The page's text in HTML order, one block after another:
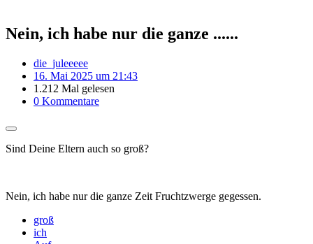
Nein, ich habe nur die ganze ......
die_juleeeee
16. Mai 2025 um 21:43
1.212 Mal gelesen
0 Kommentare
Sind Deine Eltern auch so groß?
Nein, ich habe nur die ganze Zeit Fruchtzwerge gegessen.
groß
ich